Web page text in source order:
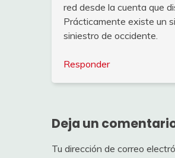
red desde la cuenta que
Prácticamente existe un
siniestro de occidente.
Responder
Deja un
Tu dirección de correo